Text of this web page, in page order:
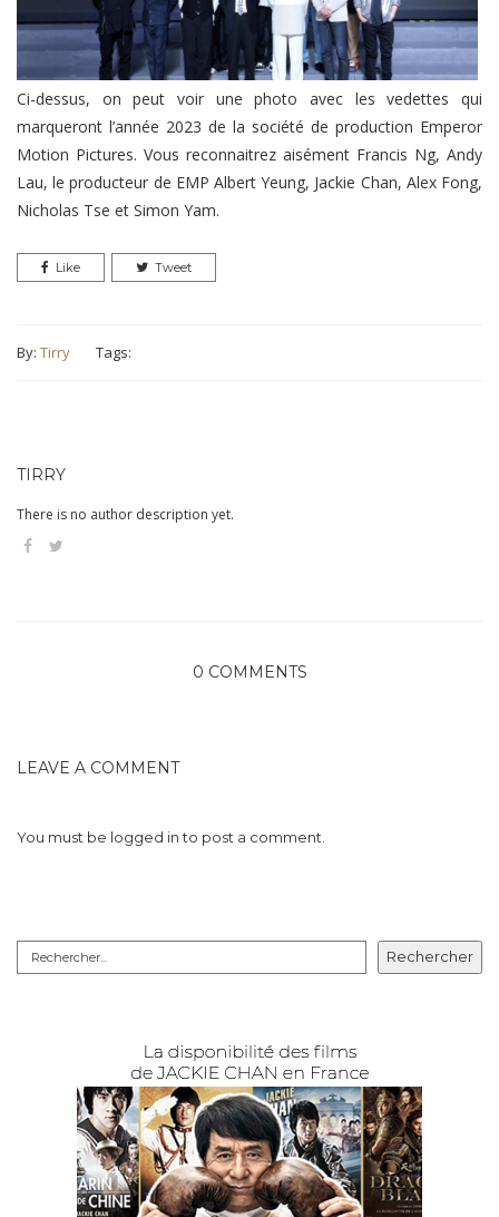
Ci-dessus, on peut voir une photo avec les vedettes qui
marqueront l’année 2023 de la société de production Emperor
Motion Pictures. Vous reconnaitrez aisément Francis Ng, Andy
Lau, le producteur de EMP Albert Yeung, Jackie Chan, Alex Fong,
Nicholas Tse et Simon Yam.
Like Tweet
By: Tirry Tags:
TIRRY
There is no author description yet.
0 COMMENTS
LEAVE A COMMENT
You must be logged into post a comment.
Rechercher
Rechercher